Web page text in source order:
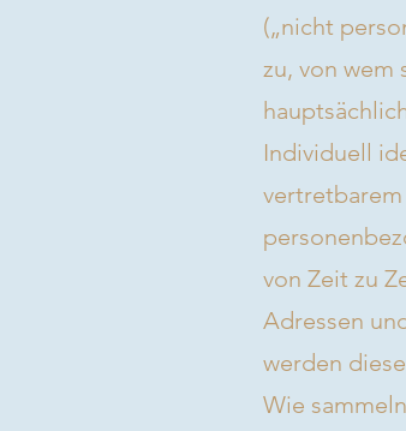
(„nicht
zu, von wem
Individuell
von Zeit zu
Adressen
werden
Wie